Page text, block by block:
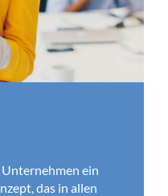
ein
das in allen